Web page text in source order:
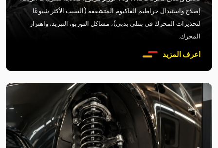
إصلاح واستبدال خراطيم الفاكيوم المتشققة (السبب الأكثر شيوعًا
لتحذيرات المحرك في بنتلي بدبي)، مشاكل التوربو، التبريد، واهتزاز
المحرك.
اعرف المزيد